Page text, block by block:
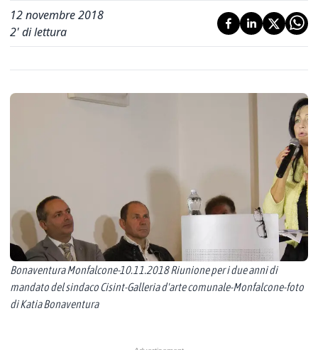
12 novembre 2018
2' di lettura
Bonaventura Monfalcone-10.11.2018 Riunione per i due anni di
mandato del sindaco Cisint-Galleria d'arte comunale-Monfalcone-foto
di Katia Bonaventura